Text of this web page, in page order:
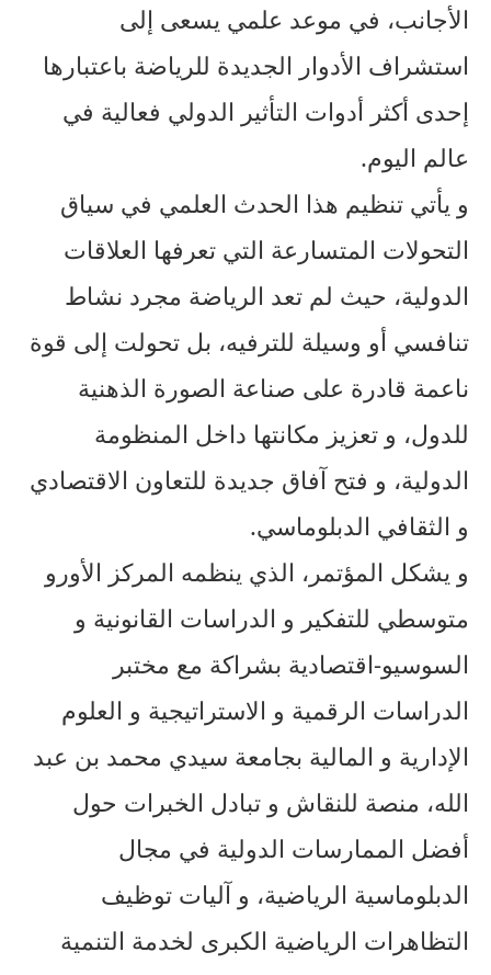
الأجانب، في موعد علمي يسعى إلى
استشراف الأدوار الجديدة للرياضة باعتبارها
إحدى أكثر أدوات التأثير الدولي فعالية في
عالم اليوم.
و يأتي تنظيم هذا الحدث العلمي في سياق
التحولات المتسارعة التي تعرفها العلاقات
الدولية، حيث لم تعد الرياضة مجرد نشاط
تنافسي أو وسيلة للترفيه، بل تحولت إلى قوة
ناعمة قادرة على صناعة الصورة الذهنية
للدول، و تعزيز مكانتها داخل المنظومة
الدولية، و فتح آفاق جديدة للتعاون الاقتصادي
و الثقافي الدبلوماسي.
و يشكل المؤتمر، الذي ينظمه المركز الأورو
متوسطي للتفكير و الدراسات القانونية و
السوسيو-اقتصادية بشراكة مع مختبر
الدراسات الرقمية و الاستراتيجية و العلوم
الإدارية و المالية بجامعة سيدي محمد بن عبد
الله، منصة للنقاش و تبادل الخبرات حول
أفضل الممارسات الدولية في مجال
الدبلوماسية الرياضية، و آليات توظيف
التظاهرات الرياضية الكبرى لخدمة التنمية